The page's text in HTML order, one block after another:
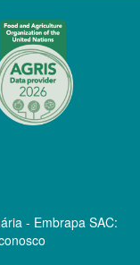
- Embrapa SAC: